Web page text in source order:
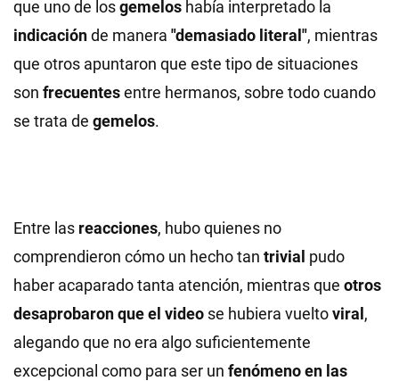
que uno de losgemelos había interpretado la
indicaciónde manera "demasiado literal", mientras
que otros apuntaron que este tipo de situaciones
son frecuentesentre hermanos, sobre todo cuando
se trata de gemelos.
Entre las reacciones, hubo quienes no
comprendieron cómo un hecho tan trivial pudo
haber acaparado tanta atención, mientras que otros
desaprobaron que el video se hubiera vueltoviral ,
alegando que no era algo suficientemente
excepcional como para ser un fenómeno en las